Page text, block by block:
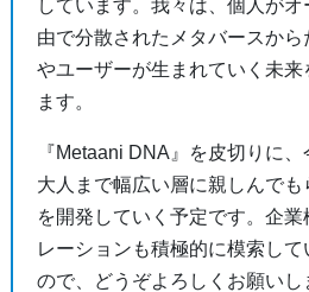
しています。我々は、個人が
由で分散されたメタバースか
やユーザーが生まれていく未
ます。
『Metaani DNA』を皮切りに
大人まで幅広い層に親しんでも
を開発していく予定です。企
レーションも積極的に模索し
ので、どうぞよろしくお願いし